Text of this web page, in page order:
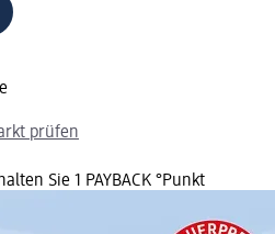
prüfen
Sie 1 PAYBACK °Punkt